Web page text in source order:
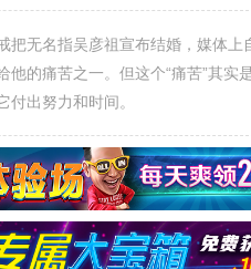
把无名指吴彦祖宣布结婚，媒体
他的痛苦之一。但这个“痛苦”其
付出努力和时间。